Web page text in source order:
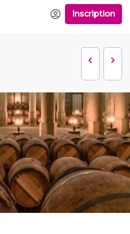
Inscription